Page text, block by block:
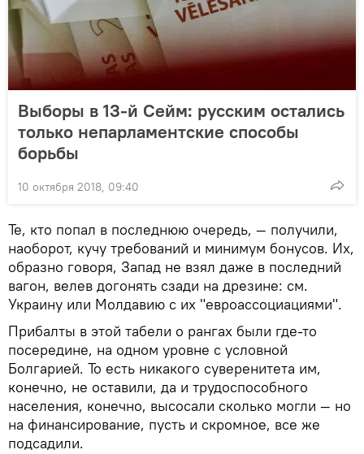
Выборы в 13-й Сейм: русским остались
только непарламентские способы
борьбы
10 октября 2018, 09:40
Те, кто попал в последнюю очередь, — получили,
наоборот, кучу требований и минимум бонусов. Их,
образно говоря, Запад не взял даже в последний
вагон, велев догонять сзади на дрезине: см.
Украину или Молдавию с их "евроассоциациями".
Прибалты в этой табели о рангах были где-то
посередине, на одном уровне с условной
Болгарией. То есть никакого суверенитета им,
конечно, не оставили, да и трудоспособного
населения, конечно, высосали сколько могли — но
на финансирование, пусть и скромное, все же
подсадили.